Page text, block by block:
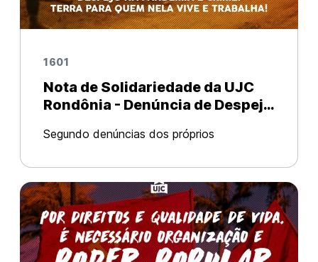
1601
Nota de Solidariedade da UJC
Rondônia - Denúncia de Despejo
Santos
Segundo denúncias dos próprios
momento o despejo ilegal na Área
Revolucionária Tiago Campin dos Santos. O
despejo ilegítimo já ocorre desde a noite de
19 de Outubro,